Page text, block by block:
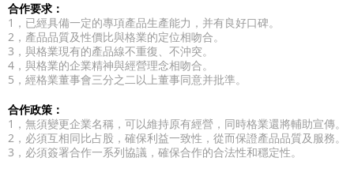
合作要求：
1，已經具備一定的專項產品生產能力，并有良好口碑。
2，產品品質及性價比與格業的定位相吻合。
3，與格業現有的產品線不重復、不沖突。
4，與格業的企業精神與經營理念相吻合。
5，經格業董事會三分之二以上董事同意并批準。
合作政策：
1，無須變更企業名稱，可以維持原有經營，同時格業還將輔助宣傳。
2，必須互相同比占股，確保利益一致性，從而保證產品品質及服務。
3，必須簽署合作一系列協議，確保合作的合法性和穩定性。